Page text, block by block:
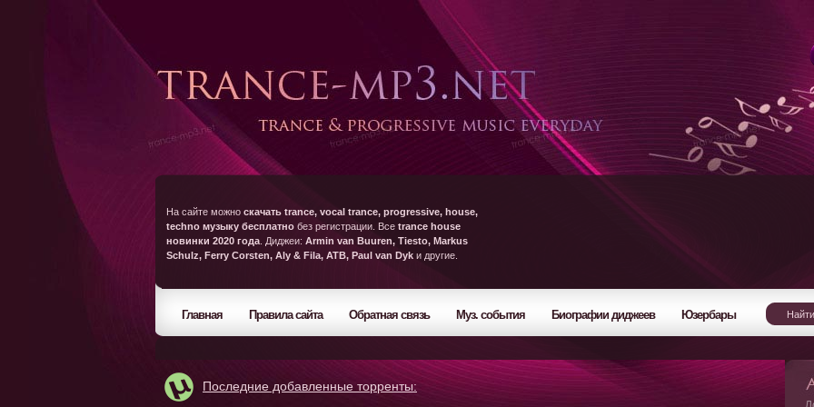
На сайте можно скачать trance, vocal trance, progressive, house,
techno музыку бесплатно без регистрации. Все trance house
новинки 2020 года . Диджеи: Armin van Buuren, Tiesto, Markus
Schulz, Ferry Corsten, Aly & Fila, ATB, Paul van Dyk и другие.
Главная Правила сайта Обратная связь Муз. события Биографии диджеев Юзербары
Последние добавленные торренты: